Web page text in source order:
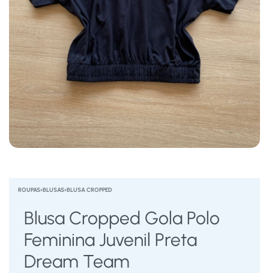
ROUPAS›BLUSAS›BLUSA CROPPED
Blusa Cropped Gola Polo
Feminina Juvenil Preta
Dream Team